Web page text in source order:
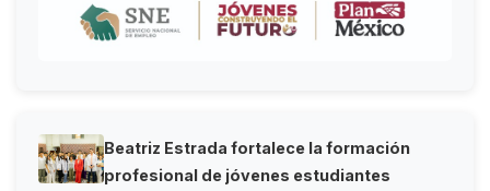
Beatriz Estrada fortalece la formación
profesional de jóvenes estudiantes